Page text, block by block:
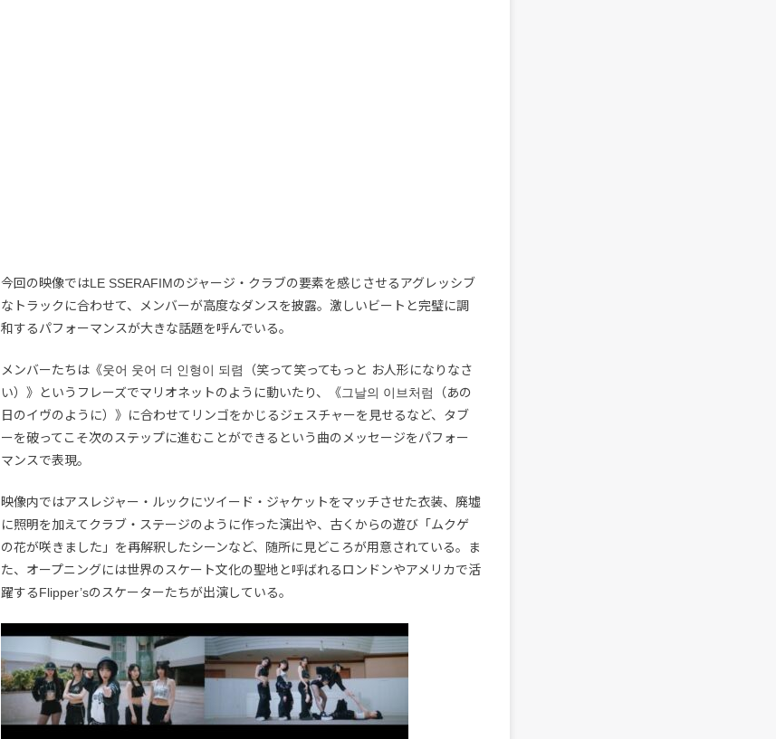
今回の映像ではLE SSERAFIMのジャージ・クラブの要素を感じさせるアグレッシブ
なトラックに合わせて、メンバーが高度なダンスを披露。激しいビートと完璧に調
和するパフォーマンスが大きな話題を呼んでいる。
メンバーたちは《웃어 웃어 더 인형이 되렴（笑って笑ってもっと お人形になりなさ
い）》というフレーズでマリオネットのように動いたり、《그날의 이브처럼（あの
日のイヴのように）》に合わせてリンゴをかじるジェスチャーを見せるなど、タブ
ーを破ってこそ次のステップに進むことができるという曲のメッセージをパフォー
マンスで表現。
映像内ではアスレジャー・ルックにツイード・ジャケットをマッチさせた衣装、廃墟
に照明を加えてクラブ・ステージのように作った演出や、古くからの遊び「ムクゲ
の花が咲きました」を再解釈したシーンなど、随所に見どころが用意されている。ま
た、オープニングには世界のスケート文化の聖地と呼ばれるロンドンやアメリカで活
躍するFlipper’sのスケーターたちが出演している。